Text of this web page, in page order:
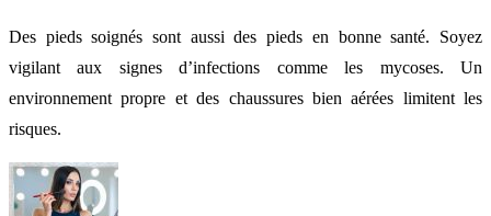
Des pieds soignés sont aussi des pieds en bonne santé. Soyez
vigilant aux signes d’infections comme les mycoses. Un
environnement propre et des chaussures bien aérées limitent les
risques.